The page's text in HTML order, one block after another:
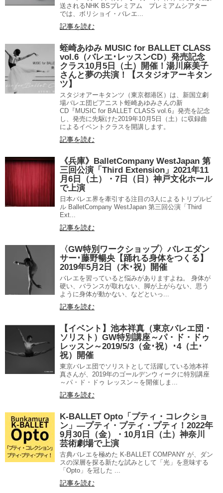
送されるNHK BSプレミアム プレミアムシアター
では、ボリショイ・バレエ...
記事を読む
蛭崎あゆみ MUSIC for BALLET CLASS
vol.6（バレエ･レッスンCD）発売記念
クラス10月5日（土）開催！湯川麻美子
さんと夢の共演！【スタジオアーキタン
ツ】
スタジオアーキタンツ（東京都港区）は、新国立劇
場バレエ団ピアニスト蛭崎あゆみさんの新
CD『MUSIC for BALLET CLASS vol.6』発売を記念
し、発売に先駆けた2019年10月5日（土）に収録曲
によるイベントクラスを開講します。
記事を読む
《兵庫》BalletCompany WestJapan 第
三回公演「Third Extension」2021年11
月6日（土）・7日（日）神戸文化ホール
で上演
日本バレエ界を牽引する注目の3人によるトリプルビ
ル BalletCompany WestJapan 第三回公演「Third
Ext...
記事を読む
〈GW特別ワークショップ〉バレエダン
サー･藤野暢央【踊れる身体をつくる】
2019年5月2日（木･祝）開催
バレエを習っていると悩みがありますよね。 身体が
硬い、バランスが取れない、脚が上がらない、思う
ように身体が動かない、などといっ...
記事を読む
【イベント】池本祥真（東京バレエ団・
ソリスト）GW特別講座～パ・ド・ドゥ
レッスン～2019/5/3（金･祝）･4（土･
祝）開催
東京バレエ団でソリストとして活躍している池本祥
真さんが、2019年のゴールデンウィークに特別講座
～パ・ド・ドゥ レッスン～を開催しま...
記事を読む
K-BALLET Opto「プティ・コレクショ
ン」―プティ・プティ・プティ！2022年
9月30日（金）・10月1日（土）神奈川
芸術劇場で上演
古典バレエを極めた K-BALLET COMPANY が、ダン
スの深層を探る新たな試みとして「光」を意味する
「Opto」を冠した ...
記事を読む